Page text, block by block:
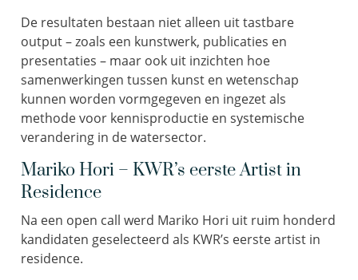
De resultaten bestaan niet alleen uit tastbare
output – zoals een kunstwerk, publicaties en
presentaties – maar ook uit inzichten hoe
samenwerkingen tussen kunst en wetenschap
kunnen worden vormgegeven en ingezet als
methode voor kennisproductie en systemische
verandering in de watersector.
Mariko Hori – KWR’s eerste Artist in
Residence
Na een open call werd Mariko Hori uit ruim honderd
kandidaten geselecteerd als KWR’s eerste artist in
residence.